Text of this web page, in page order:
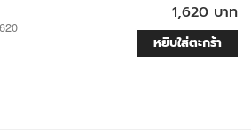
1,620 บาท
หยิบใส่ตะกร้า